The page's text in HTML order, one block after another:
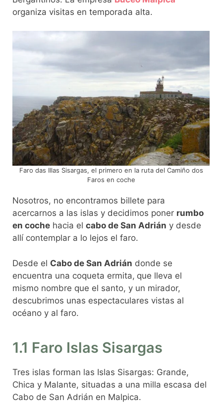
organiza visitas en temporada alta.
Faro das Illas Sisargas, el primero en la ruta del Camiño dos
Faros en coche
Nosotros, no encontramos billete para
acercarnos a las islas y decidimos poner rumbo
en coche hacia el cabo de San Adrián y desde
allí contemplar a lo lejos el faro.
Desde el Cabo de San Adrián donde se
encuentra una coqueta ermita, que lleva el
mismo nombre que el santo, y un mirador,
descubrimos unas espectaculares vistas al
océano y al faro.
1.1 Faro Islas Sisargas
Tres islas forman las Islas Sisargas: Grande,
Chica y Malante, situadas a una milla escasa del
Cabo de San Adrián en Malpica.